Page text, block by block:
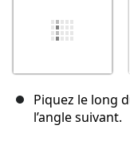
Piquez le long
l’angle suivant.